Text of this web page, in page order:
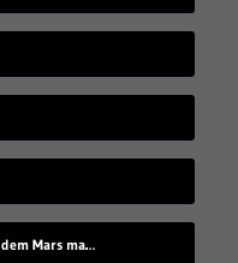
Timelapse: was Curiosity so auf dem Mars macht